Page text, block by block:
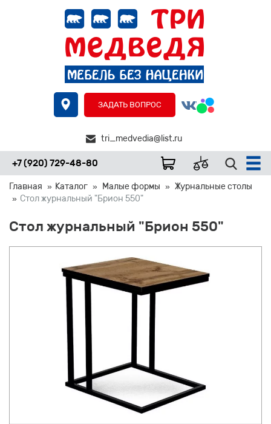
ЗАДАТЬ ВОПРОС
tri_medvedia@list.ru
+7 (920) 729-48-80
Главная Каталог Малые формы
Журнальные столы
Стол журнальный "Брион 550"
Стол журнальный "Брион 550"